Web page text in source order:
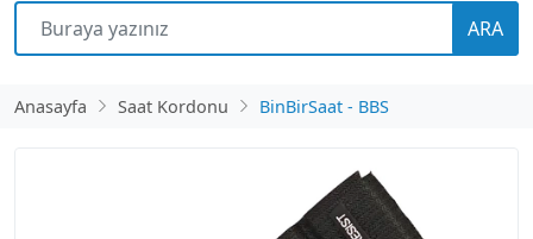
ARA
Anasayfa Saat Kordonu BinBirSaat - BBS